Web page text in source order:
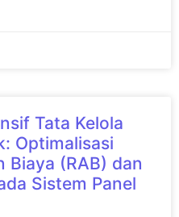
Tata Kelola
Optimalisasi
Biaya (RAB) dan
Sistem Panel